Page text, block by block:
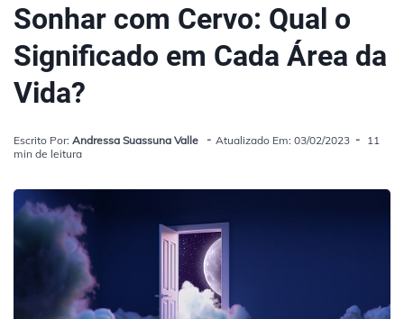
Sonhar com Cervo: Qual o
Significado em Cada Área da
Vida?
Escrito Por: Andressa Suassuna Valle Atualizado Em: 03/02/2023
11
min de leitura